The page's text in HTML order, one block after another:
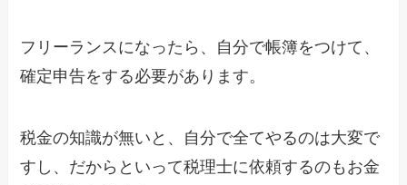
フリーランスになったら、自分で帳簿をつけて、
確定申告をする必要があります。
税金の知識が無いと、自分で全てやるのは大変で
すし、だからといって税理士に依頼するのもお金